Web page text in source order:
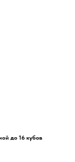
до 16 кубов